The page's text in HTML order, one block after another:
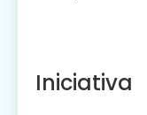
Iniciativa